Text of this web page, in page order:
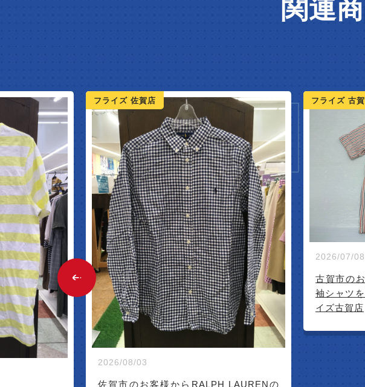
関連
フライズ 佐賀店
2026/08/03
佐賀市のお客様からRALPH LAURENの
フライズ 古
2026/07/08
古賀市の
袖シャツ
イズ古賀店